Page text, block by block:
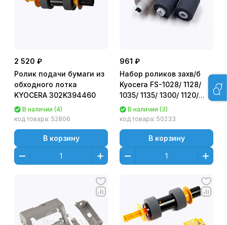
2 520 ₽
Ролик подачи бумаги из
обходного лотка
KYOCERA 302K394460
В наличии (4)
код товара: 52806
В корзину
961 ₽
Набор роликов захв/б
Kyocera FS-1028/ 1128/
1035/ 1135/ 1300/ 1120/
1130/ 2000D/ 4000 P/
M2035/ 2535
БУЛАТ m-Line
В наличии (3)
код товара: 50233
В корзину